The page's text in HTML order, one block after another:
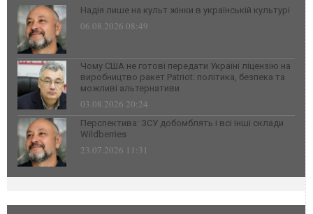
Надія лише на культ жінки в українській культурі
06.08.2026 08:49
Чому США не готові передати Україні ліцензію на
виробництво ракет Patriot: політика, безпека та
можливі альтернативи
03.08.2026 20:24
Перспектива: ЗСУ добомблять і всі інші склади
Wildberries
23.07.2026 11:31